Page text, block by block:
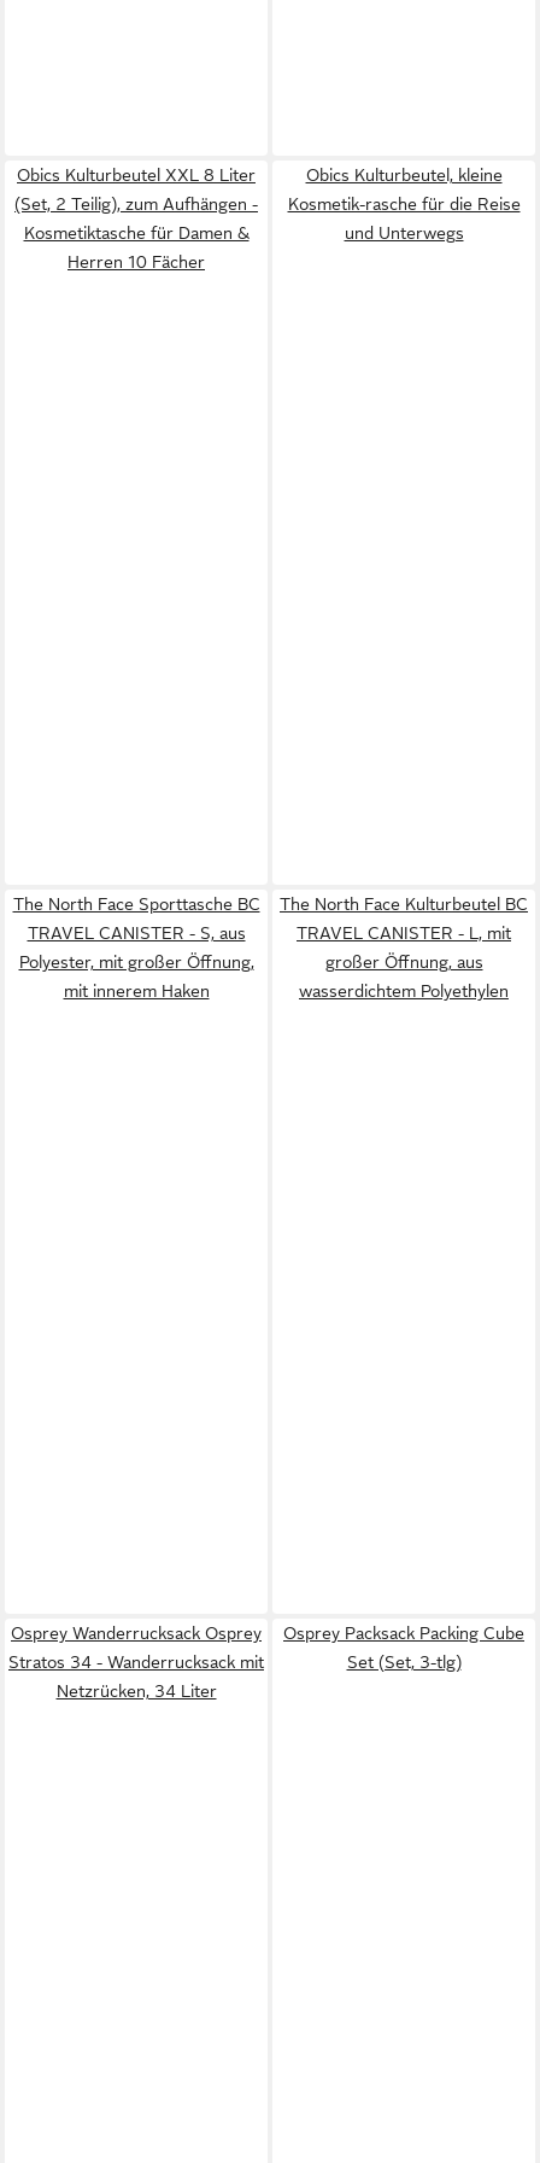
Obics Kulturbeutel XXL 8 Liter
(Set, 2 Teilig), zum Aufhängen -
Kosmetiktasche für Damen &
Herren 10 Fächer
Obics Kulturbeutel, kleine
Kosmetik-rasche für die Reise
und Unterwegs
The North Face Sporttasche BC
TRAVEL CANISTER - S, aus
Polyester, mit großer Öffnung,
mit innerem Haken
The North Face Kulturbeutel BC
TRAVEL CANISTER - L, mit
großer Öffnung, aus
wasserdichtem Polyethylen
Osprey Wanderrucksack Osprey
Stratos 34 - Wanderrucksack mit
Netzrücken, 34 Liter
Osprey Packsack Packing Cube
Set (Set, 3-tlg)